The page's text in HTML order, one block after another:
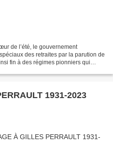
de l’été, le gouvernement
des retraites par la parution de
fin à des régimes pionniers qui
1931-2023